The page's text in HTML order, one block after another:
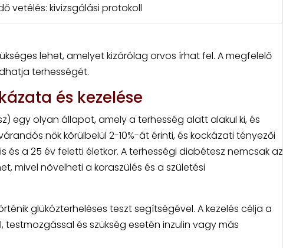
vetélés: kivizsgálási protokoll
lehet, amelyet kizárólag orvos írhat fel. A megfelelő
terhességét.
és kezelése
egy olyan állapot, amely a terhesség alatt alakul ki, és
nők körülbelül 2-10%-át érinti, és kockázati tényezői
és a 25 év feletti életkor. A terhességi diabétesz nemcsak az
mivel növelheti a koraszülés és a születési
glükózterheléses teszt segítségével. A kezelés célja a
és szükség esetén inzulin vagy más